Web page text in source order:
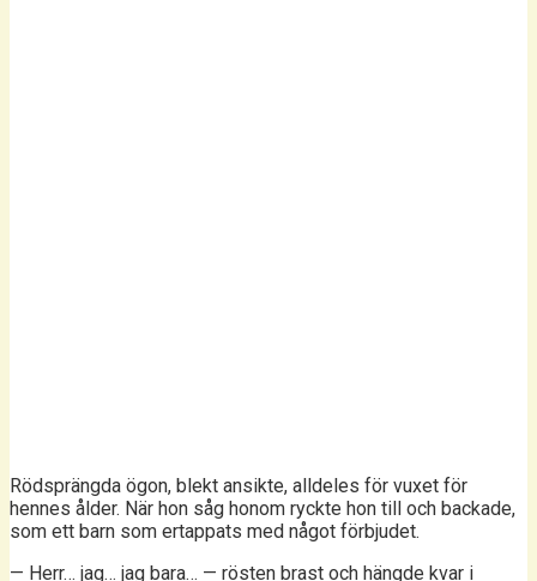
Rödsprängda ögon, blekt ansikte, alldeles för vuxet för
hennes ålder. När hon såg honom ryckte hon till och backade,
som ett barn som ertappats med något förbjudet.
— Herr… jag… jag bara… — rösten brast och hängde kvar i